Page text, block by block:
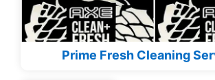
Prime Fresh Cleaning